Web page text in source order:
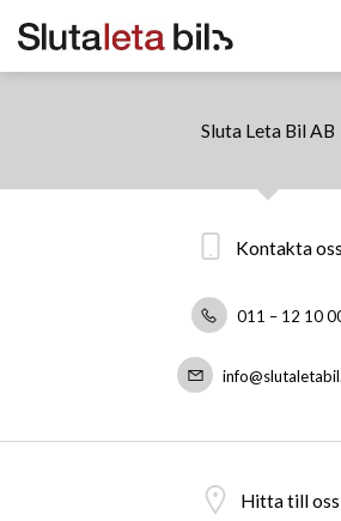
Sluta Leta Bil AB
Kontakta oss
011 – 12 10
Hitta till oss